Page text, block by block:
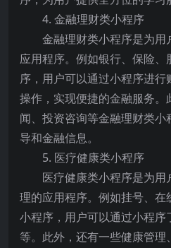
4. 金融理财类小程序
金融理财类小程序是为
应用程序。例如银行、保险
序，用户可以通过小程序进
操作，实现便捷的金融服务
闻、投资咨询等金融理财类
导和金融信息。
5. 医疗健康类小程序
医疗健康类小程序是为
理的应用程序。例如挂号、
小程序，用户可以通过小程
等。此外，还有一些健康管